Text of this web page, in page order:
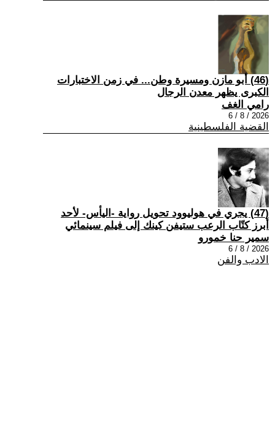
(46) أبو مازن ومسيرة وطن... في زمن الاختبارات
الكبرى يظهر معدن الرجال
رامي الغف
2026 / 8 / 6
القضية الفلسطينية
(47) يجري في هوليوود تحويل رواية -اليأس- لأحد
أبرز كتّاب الرعب ستيفن كينك إلى فيلم سينمائي
سمير حنا خمورو
2026 / 8 / 6
الادب والفن